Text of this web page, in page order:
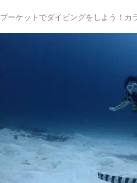
プーケットでダイビングをしよう！カ